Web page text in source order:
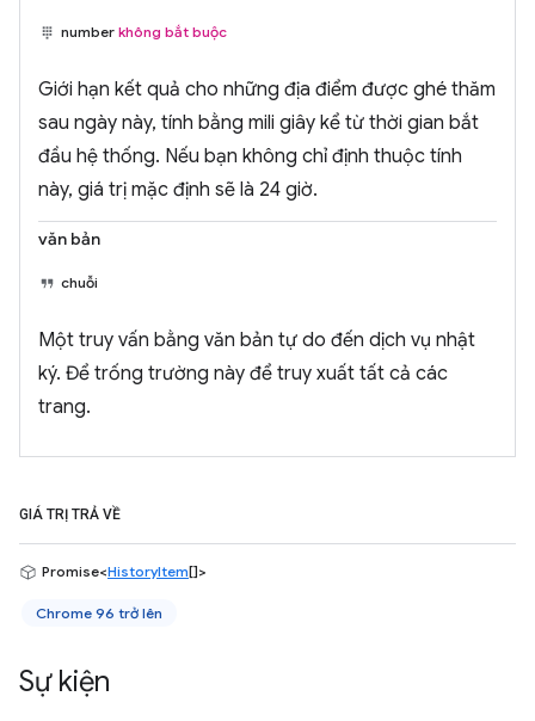
number không bắt buộc
Giới hạn kết quả cho những địa điểm được ghé thăm
sau ngày này, tính bằng mili giây kể từ thời gian bắt
đầu hệ thống. Nếu bạn không chỉ định thuộc tính
này, giá trị mặc định sẽ là 24 giờ.
văn bản
chuỗi
Một truy vấn bằng văn bản tự do đến dịch vụ nhật
ký. Để trống trường này để truy xuất tất cả các
trang.
GIÁ TRỊ TRẢ VỀ
Promise<HistoryItem[]>
Chrome 96 trở lên
Sự kiện